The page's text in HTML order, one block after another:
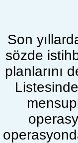
Son
sözde
planlarını